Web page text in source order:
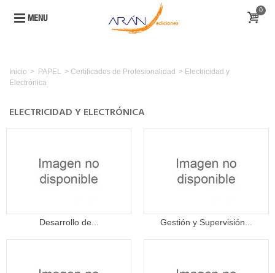
MENU
0
Inicio > PAPEL > Certificados de Profesionalidad > Electricidad y
Electrónica
ELECTRICIDAD Y ELECTRÓNICA
Desarrollo de... Gestión y Supervisión...